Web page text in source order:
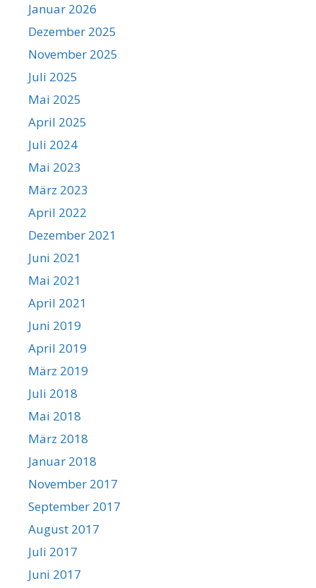
Januar 2026
Dezember 2025
November 2025
Juli 2025
Mai 2025
April 2025
Juli 2024
Mai 2023
März 2023
April 2022
Dezember 2021
Juni 2021
Mai 2021
April 2021
Juni 2019
April 2019
März 2019
Juli 2018
Mai 2018
März 2018
Januar 2018
November 2017
September 2017
August 2017
Juli 2017
Juni 2017